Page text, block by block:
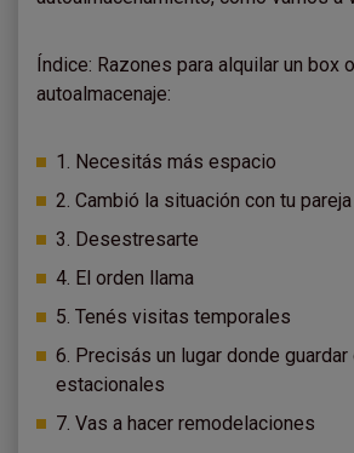
Índice: Razones para alquilar un box
autoalmacenaje:
1. Necesitás más espacio
2. Cambió la situación con tu pareja
3. Desestresarte
4. El orden llama
5. Tenés visitas temporales
6. Precisás un lugar donde
estacionales
7. Vas a hacer remodelaciones